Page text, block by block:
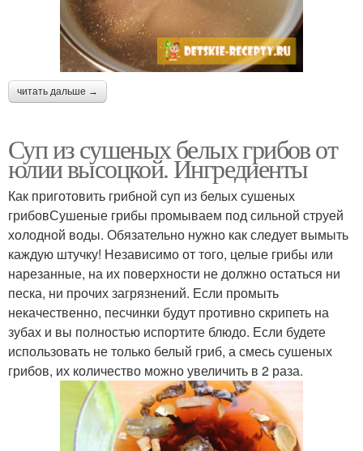
читать дальше →
Суп из сушеных белых грибов от
юлии высоцкой. Ингредиенты
Как приготовить грибной суп из белых сушеных
грибовСушеные грибы промываем под сильной струей
холодной воды. Обязательно нужно как следует вымыть
каждую штучку! Независимо от того, целые грибы или
нарезанные, на их поверхности не должно остаться ни
песка, ни прочих загрязнений. Если промыть
некачественно, песчинки будут противно скрипеть на
зубах и вы полностью испортите блюдо. Если будете
использовать не только белый гриб, а смесь сушеных
грибов, их количество можно увеличить в 2 раза.